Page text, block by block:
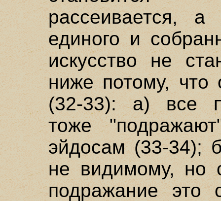
рассеивается,
единого и
искусство не
ниже потому, что
(32-33): а) все
тоже
эйдосам (33-34);
не видимому, но
подражание